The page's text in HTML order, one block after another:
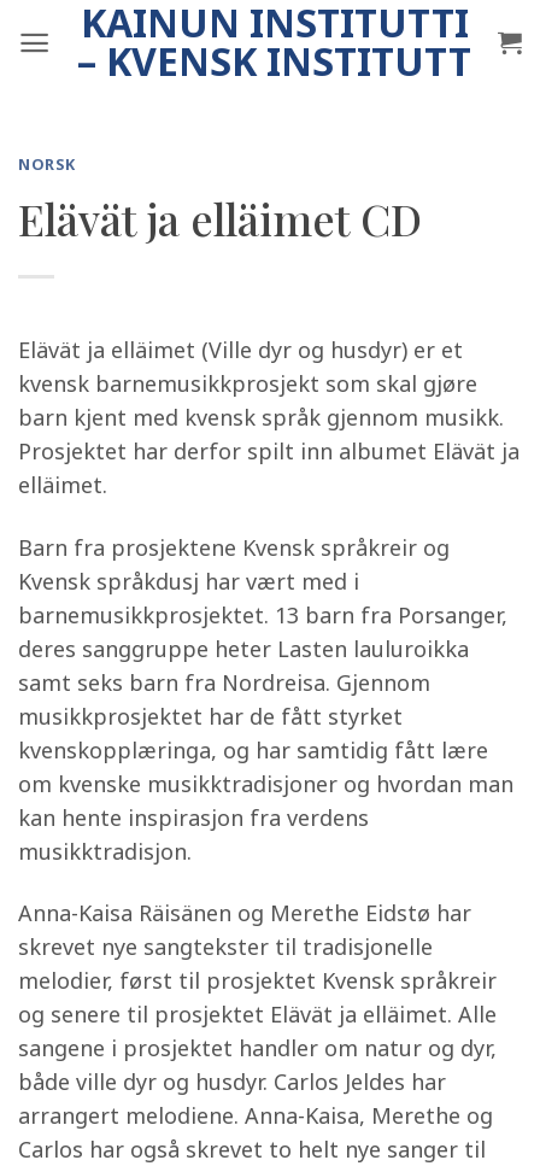
to
KAINUN INSTITUTTI
– KVENSK INSTITUTT
NORSK
Elävät ja elläimet CD
Elävät ja elläimet (Ville dyr og husdyr) er et
kvensk barnemusikkprosjekt som skal gjøre
barn kjent med kvensk språk gjennom musikk.
Prosjektet har derfor spilt inn albumet Elävät ja
elläimet.
Barn fra prosjektene Kvensk språkreir og
Kvensk språkdusj har vært med i
barnemusikkprosjektet. 13 barn fra Porsanger,
deres sanggruppe heter Lasten lauluroikka
samt seks barn fra Nordreisa. Gjennom
musikkprosjektet har de fått styrket
kvenskopplæringa, og har samtidig fått lære
om kvenske musikktradisjoner og hvordan man
kan hente inspirasjon fra verdens
musikktradisjon.
Anna-Kaisa Räisänen og Merethe Eidstø har
skrevet nye sangtekster til tradisjonelle
melodier, først til prosjektet Kvensk språkreir
og senere til prosjektet Elävät ja elläimet. Alle
sangene i prosjektet handler om natur og dyr,
både ville dyr og husdyr. Carlos Jeldes har
arrangert melodiene. Anna-Kaisa, Merethe og
Carlos har også skrevet to helt nye sanger til